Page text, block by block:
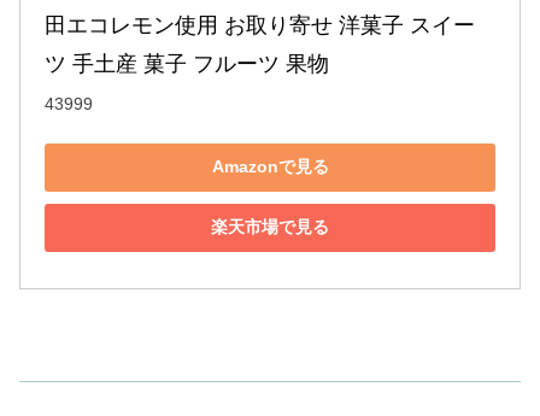
田エコレモン使用 お取り寄せ 洋菓子 スイー
ツ 手土産 菓子 フルーツ 果物
43999
Amazonで見る
楽天市場で見る